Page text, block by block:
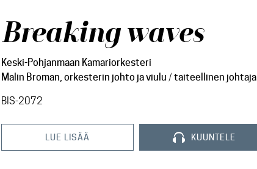
Breaking waves
Keski-Pohjanmaan Kamariorkesteri
Malin Broman, orkesterin johto ja viulu / taiteellinen johtaja
BIS-2072
LUE LISÄÄ KUUNTELE